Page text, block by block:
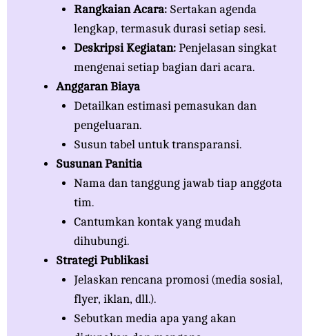
Rangkaian Acara:Sertakan agenda
lengkap, termasuk durasi setiap sesi.
Deskripsi Kegiatan:Penjelasan singkat
mengenai setiap bagian dari acara.
Anggaran Biaya
Detailkan estimasi pemasukan dan
pengeluaran.
Susun tabel untuk transparansi.
Susunan Panitia
Nama dan tanggung jawab tiap anggota
tim.
Cantumkan kontak yang mudah
dihubungi.
Strategi Publikasi
Jelaskan rencana promosi (media sosial,
flyer, iklan, dll.).
Sebutkan media apa yang akan